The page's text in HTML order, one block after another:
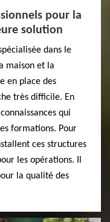
pour la
solution
dans le
maison et la
en place des
très difficile. En
qui
formations. Pour
ces structures
les opérations. Il
la qualité des